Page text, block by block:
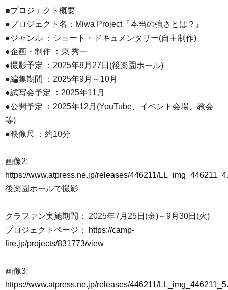
■プロジェクト概要
●プロジェクト名：Miwa Project『本当の強さとは？』
●ジャンル ：ショート・ドキュメンタリー(自主制作)
●企画・制作 ：東 秀一
●撮影予定 ：2025年8月27日(後楽園ホール)
●編集期間 ：2025年9月～10月
●試写会予定 ：2025年11月
●公開予定 ：2025年12月(YouTube、イベント会場、教会
等)
●映像尺 ：約10分
画像2:
https://www.atpress.ne.jp/releases/446211/
後楽園ホールで撮影
クラファン実施期間： 2025年7月25日(金)～9月30日(火)
プロジェクトページ：
https://camp-
fire.jp/projects/831773/view
画像3:
https://www.atpress.ne.jp/releases/446211/